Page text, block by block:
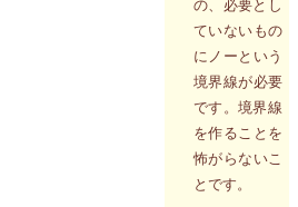
の、 必要とし
ていないもの
にノーという
境界線が必要
です。 境界線
を作ることを
怖がらないこ
とです。